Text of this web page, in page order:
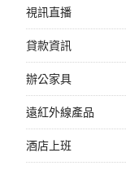
視訊直播
貸款資訊
辦公家具
遠紅外線產品
酒店上班